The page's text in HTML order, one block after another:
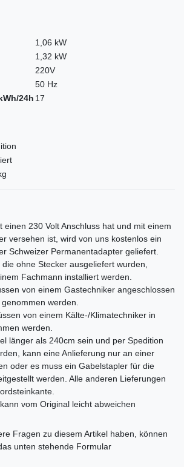
1,06 kW
1,32 kW
220V
50 Hz
24h 17
einen 230 Volt Anschluss hat und mit einem
versehen ist, wird von uns kostenlos ein
Schweizer Permanentadapter geliefert.
ohne Stecker ausgeliefert wurden,
Fachmann installiert werden.
von einem Gastechniker angeschlossen
werden.
von einem Kälte-/Klimatechniker in
werden.
länger als 240cm sein und per Spedition
kann eine Anlieferung nur an einer
oder es muss ein Gabelstapler für die
werden. Alle anderen Lieferungen
vom Original leicht abweichen
Fragen zu diesem Artikel haben, können
unten stehende Formular